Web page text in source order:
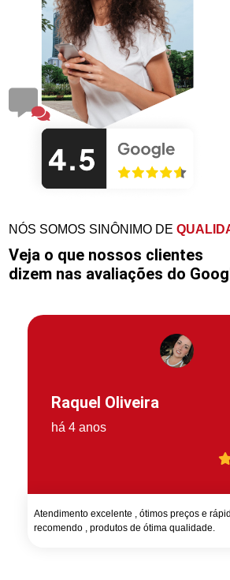
NÓS SOMOS SINÔNIMO DE
Veja o que nossos clientes
dizem nas avaliações do
Raquel Oliveira
há 4 anos
Atendimento excelente , ótimos preços e
recomendo , produtos de ótima qualidade.